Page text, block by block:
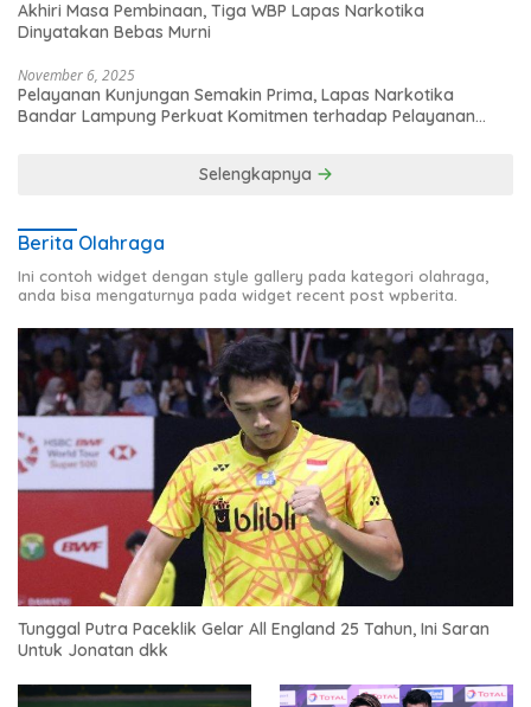
Akhiri Masa Pembinaan, Tiga WBP Lapas Narkotika
Dinyatakan Bebas Murni
November 6, 2025
Pelayanan Kunjungan Semakin Prima, Lapas Narkotika
Bandar Lampung Perkuat Komitmen terhadap Pelayanan
Selengkapnya
Berita Olahraga
Ini contoh widget dengan style gallery pada kategori olahraga,
anda bisa mengaturnya pada widget recent post wpberita.
Tunggal Putra Paceklik Gelar All England 25 Tahun, Ini Saran
Untuk Jonatan dkk